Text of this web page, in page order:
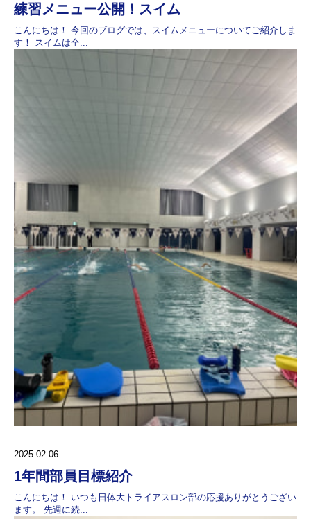
練習メニュー公開！スイム
こんにちは！ 今回のブログでは、スイムメニューについてご紹介しま
す！ スイムは全...
2025.02.06
1年間部員目標紹介
こんにちは！ いつも日体大トライアスロン部の応援ありがとうござい
ます。 先週に続...